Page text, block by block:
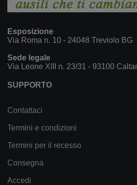
Esposizione
Via Roma n. 10 - 24048 Treviolo BG
Sede legale
Via Leone XIII n. 23/31 - 93100
SUPPORTO
Contattaci
Termini e condizioni
Termini per il recesso
Consegna
Accedi